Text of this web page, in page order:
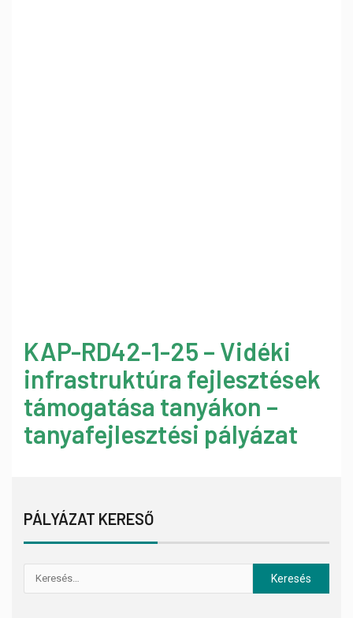
KAP-RD42-1-25 – Vidéki
infrastruktúra fejlesztések
támogatása tanyákon –
tanyafejlesztési pályázat
PÁLYÁZAT KERESŐ